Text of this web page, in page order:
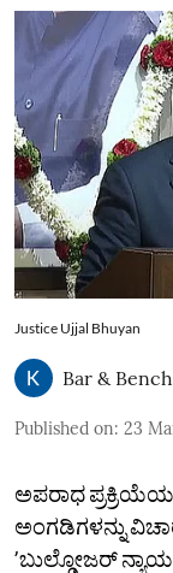
Justice Ujjal Bhuyan
Bar & Bench
Published on: 23
ಅಪರಾಧ
ಅಂಗಡಿಗಳನ್ನು
ʼಬುಲ್ಡೋಜರ್‌